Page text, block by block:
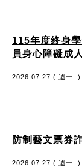
115年度終身
員身心障礙成
2026.07.27 ( 週一. )
防制藝文票券
2026.07.27 ( 週一. )